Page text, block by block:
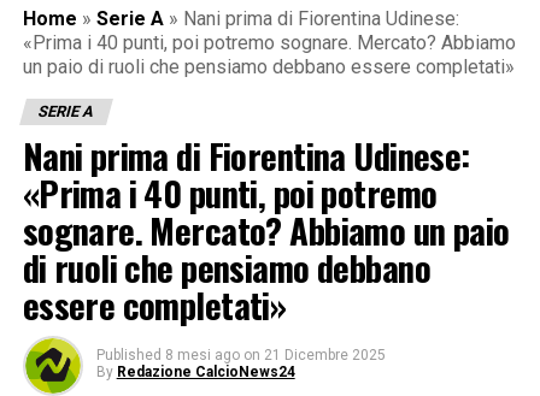
Home » Serie A » Nani prima di Fiorentina Udinese:
«Prima i 40 punti, poi potremo sognare. Mercato? Abbiamo
un paio di ruoli che pensiamo debbano essere completati»
SERIE A
Nani prima di Fiorentina Udinese:
«Prima i 40 punti, poi potremo
sognare. Mercato? Abbiamo un paio
di ruoli che pensiamo debbano
essere completati»
Published 8 mesi ago on 21 Dicembre 2025
By Redazione CalcioNews24